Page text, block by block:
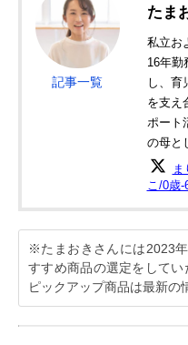
記事一覧
たま
私立お
16年勤
し、育
を支え
ポート
の母と
こ/0歳
※たまおきさんには2023
すすめ商品の選定をして
ピックアップ商品は最新の